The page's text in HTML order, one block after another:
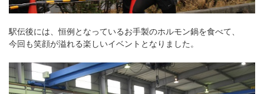
駅伝後には、恒例となっているお手製のホルモン鍋を食べて、
今回も笑顔が溢れる楽しいイベントとなりました。